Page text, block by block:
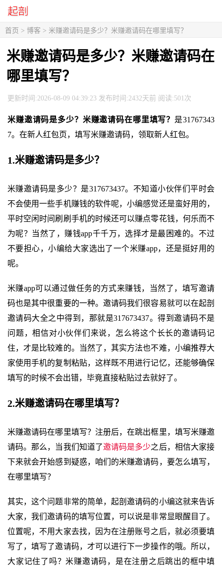
首页 > 博客 > 米赚邀请码是多少？米赚邀请码在哪里填写？
米赚邀请码是多少？米赚邀请码在
哪里填写？
更新时间:2026-08-09 04:39:23 发布时间:2432天前 阅读:501次
米赚邀请码是多少？米赚邀请码在哪里填写？ 是31767343
7。在新人红包页，填写米赚邀请码，领取新人红包。
1.米赚邀请码是多少？
米赚邀请码是多少？是317673437。不知道小伙伴们平时会
不会使用一些手机赚钱的软件呢，小编感觉还是蛮好用的，
平时空闲时间刷刷手机的时候还可以赚点零花钱，何乐而不
为呢？当然了，赚钱app千千万，选择才是最困难的。不过
不要担心，小编给大家选出了一个米赚app，还是挺好用的
呢。
米赚app可以通过做任务的方式来赚钱，当然了，填写邀请
码也是其中很重要的一种。邀请码我们很容易就可以在起剖
邀请码大全之中得到，那就是317673437。得到邀请码不是
问题，相信对小伙伴们来说，怎么将这个长长的邀请码记
住，才是比较难的。当然了，其实方法也不难，小编推荐大
家使用手机的复制粘贴，这样既不用进行记忆，还能够确保
填写的时候不会出错，毕竟直接粘贴过去就好了。
2.米赚邀请码在哪里填写？
米赚邀请码在哪里填写？注册后，在跳出框里，填写米赚邀
请码。那么，当我们知道了邀请码是多少之后，相信大家接
下来就会开始感到疑惑，咱们的米赚邀请码，要怎么填写，
在哪里填写？
其实，这个问题非常的简单，起剖邀请码的小编这就来告诉
大家，我们邀请码的填写位置，可以说是非常显眼醒目了。
位置呢，不用大家去找，因为在注册账号之后，就必须要填
写了，填写了邀请码，才可以进行下一步操作的哦。所以，
大家记住了吗？米赚邀请码，是在注册之后跳出的框中填